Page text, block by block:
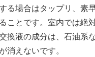
る場合はタップリ、素
ことです。室内では絶
換液の成分は、石油系
消えないです。